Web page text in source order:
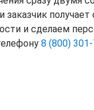
заказчик получает
и сделаем
8 (800)